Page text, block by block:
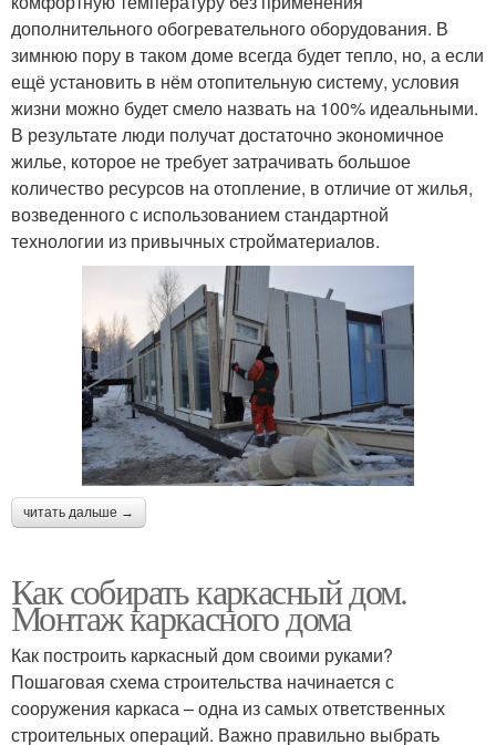
дополнительного обогревательного оборудования. В
зимнюю пору в таком доме всегда будет тепло, но, а если
ещё установить в нём отопительную систему, условия
жизни можно будет смело назвать на 100% идеальными.
В результате люди получат достаточно экономичное
жилье, которое не требует затрачивать большое
количество ресурсов на отопление, в отличие от жилья,
возведенного с использованием стандартной
технологии из привычных стройматериалов.
читать дальше →
Как собирать каркасный дом.
Монтаж каркасного дома
Как построить каркасный дом своими руками?
Пошаговая схема строительства начинается с
сооружения каркаса – одна из самых ответственных
строительных операций. Важно правильно выбрать